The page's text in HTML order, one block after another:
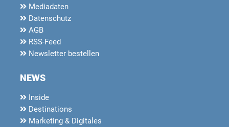
Mediadaten
Datenschutz
AGB
RSS-Feed
Newsletter bestellen
NEWS
Inside
Destinations
Marketing & Digitales